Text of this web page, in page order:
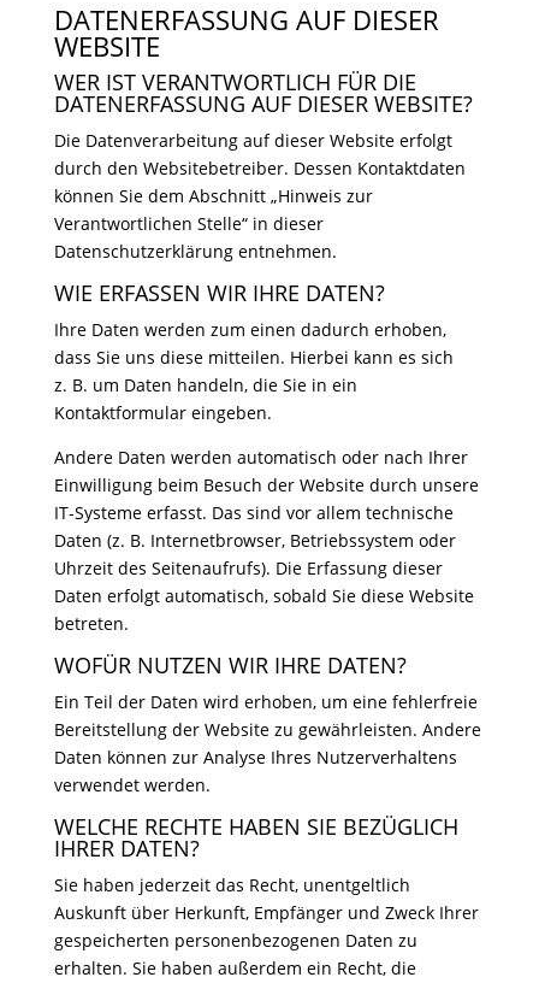
DATENERFASSUNG AUF DIESER
WEBSITE
WER IST VERANTWORTLICH FÜR DIE
DATENERFASSUNG AUF DIESER WEBSITE?
Die Datenverarbeitung auf dieser Website erfolgt
durch den Websitebetreiber. Dessen Kontaktdaten
können Sie dem Abschnitt „Hinweis zur
Verantwortlichen Stelle“ in dieser
Datenschutzerklärung entnehmen.
WIE ERFASSEN WIR IHRE DATEN?
Ihre Daten werden zum einen dadurch erhoben,
dass Sie uns diese mitteilen. Hierbei kann es sich
z. B. um Daten handeln, die Sie in ein
Kontaktformular eingeben.
Andere Daten werden automatisch oder nach Ihrer
Einwilligung beim Besuch der Website durch unsere
IT-Systeme erfasst. Das sind vor allem technische
Daten (z. B. Internetbrowser, Betriebssystem oder
Uhrzeit des Seitenaufrufs). Die Erfassung dieser
Daten erfolgt automatisch, sobald Sie diese Website
betreten.
WOFÜR NUTZEN WIR IHRE DATEN?
Ein Teil der Daten wird erhoben, um eine fehlerfreie
Bereitstellung der Website zu gewährleisten. Andere
Daten können zur Analyse Ihres Nutzerverhaltens
verwendet werden.
WELCHE RECHTE HABEN SIE BEZÜGLICH
IHRER DATEN?
Sie haben jederzeit das Recht, unentgeltlich
Auskunft über Herkunft, Empfänger und Zweck Ihrer
gespeicherten personenbezogenen Daten zu
erhalten. Sie haben außerdem ein Recht, die